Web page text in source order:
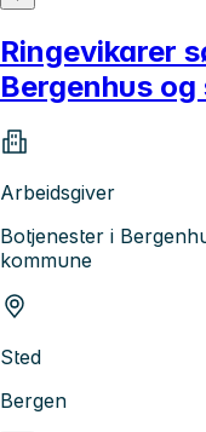
Ringevikarer
Bergenhus
Arbeidsgiver
Botjenester i
kommune
Sted
Bergen